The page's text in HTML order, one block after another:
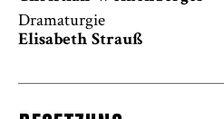
Dramaturgie
Elisabeth Strauß